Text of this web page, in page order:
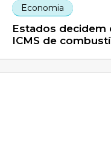
Economia
Estados decidem
ICMS de